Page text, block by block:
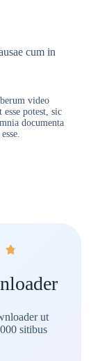
cum in
video
potest, sic
documenta

ut
sitibus